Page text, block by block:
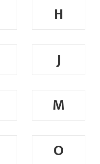
H
J
M
O